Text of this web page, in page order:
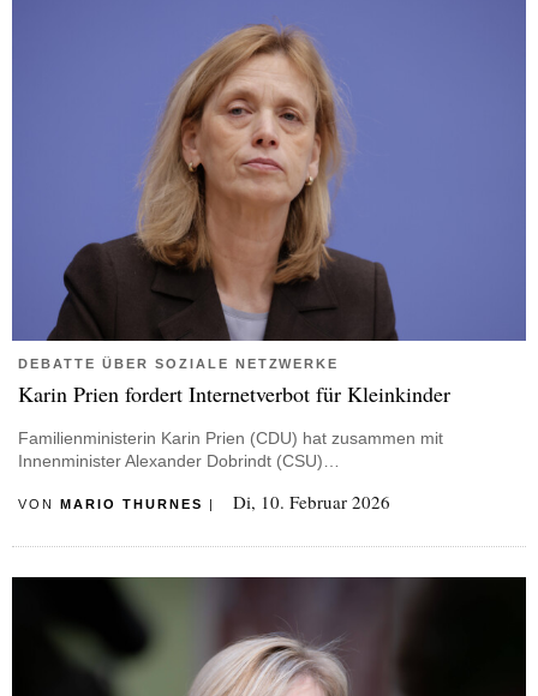
DEBATTE ÜBER SOZIALE NETZWERKE
Karin Prien fordert Internetverbot für Kleinkinder
Familienministerin Karin Prien (CDU) hat zusammen mit
Innenminister Alexander Dobrindt (CSU)…
VON MARIO THURNES | Di, 10. Februar 2026